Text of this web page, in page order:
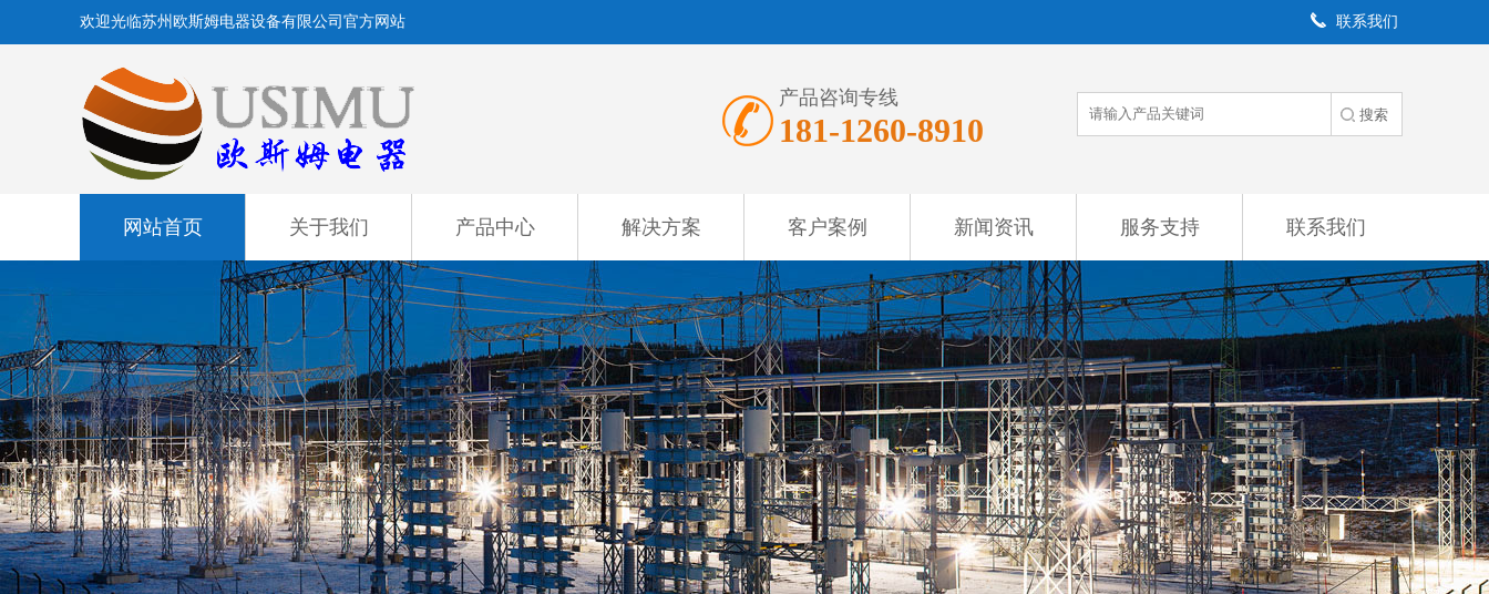
欢迎光临苏州欧斯姆电器设备有限公司官方网站 联系我们
产品咨询专线
181-1260-8910
网站首页 关于我们 产品中心 解决方案 客户案例 新闻资讯 服务支持 联系我们